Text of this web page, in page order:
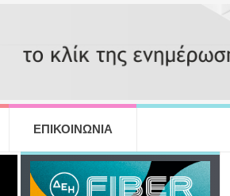
ΕΠΙΚΟΙΝΩΝΙΑ